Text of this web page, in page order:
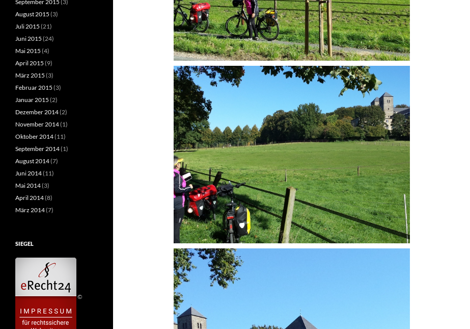
September 2015 (3)
August 2015 (3)
Juli 2015 (21)
Juni 2015 (24)
Mai 2015 (4)
April 2015 (9)
März 2015 (3)
Februar 2015 (3)
Januar 2015 (2)
Dezember 2014(2)
November 2014(1)
Oktober 2014(11)
September 2014(1)
August 2014(7)
Juni 2014(11)
Mai 2014(3)
April 2014(8)
März 2014(7)
SIEGEL
©